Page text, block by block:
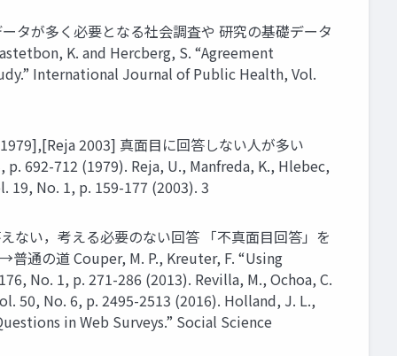
タが多く必要となる社会調査や 研究の基礎データ
K. and Hercberg, S. “Agreement
International Journal of Public Health, Vol.
2003] 真⾯⽬に回答しない⼈が多い
692-712 (1979). Reja, U., Manfreda, K., Hlebec,
19, No. 1, p. 159-177 (2003). 3
ない，考える必要のない回答 「不真⾯⽬回答」を
通の道 Couper, M. P., Kreuter, F. “Using
No. 1, p. 271-286 (2013). Revilla, M., Ochoa, C.
50, No. 6, p. 2495-2513 (2016). Holland, J. L.,
in Web Surveys.” Social Science